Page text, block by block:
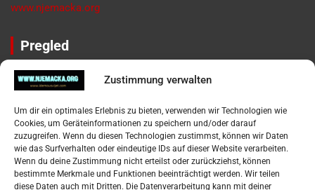
Zustimmung verwalten
Um dir ein optimales Erlebnis zu bieten, verwenden wir Technologien wie
Cookies, um Geräteinformationen zu speichern und/oder darauf
zuzugreifen. Wenn du diesen Technologien zustimmst, können wir Daten
wie das Surfverhalten oder eindeutige IDs auf dieser Website verarbeiten.
Wenn du deine Zustimmung nicht erteilst oder zurückziehst, können
bestimmte Merkmale und Funktionen beeinträchtigt werden. Wir teilen
diese Daten auch mit Dritten. Die Datenverarbeitung kann mit deiner
www.njemacka.org
Pregled
Impressum
Datenschutzerklärung
Widerufsbelehrung
Oglašavanje / Postavite svoj oglas
Tko je “Idemo u Svijet – Njemačka?